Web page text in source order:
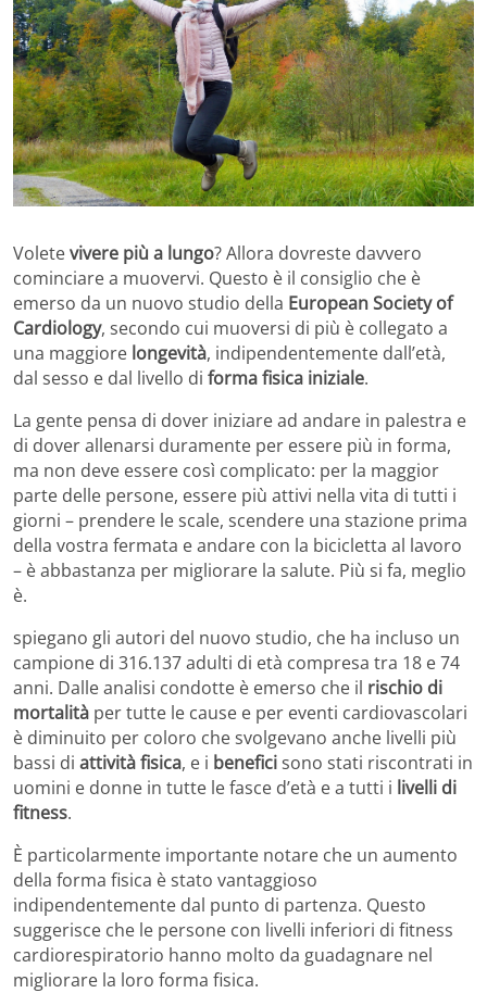
Voletevivere più a lungo? Allora dovreste davvero
cominciare a muovervi. Questo è il consiglio che è
emerso da un nuovo studio della European Society of
Cardiology, secondo cui muoversi di più è collegato a
una maggiore longevità, indipendentemente dall’età,
dal sesso e dal livello di forma fisica iniziale.
La gente pensa di dover iniziare ad andare in palestra e
di dover allenarsi duramente per essere più in forma,
ma non deve essere così complicato: per la maggior
parte delle persone, essere più attivi nella vita di tutti i
giorni – prendere le scale, scendere una stazione prima
della vostra fermata e andare con la bicicletta al lavoro
– è abbastanza per migliorare la salute. Più si fa, meglio
è.
spiegano gli autori del nuovo studio, che ha incluso un
campione di 316.137 adulti di età compresa tra 18 e 74
anni. Dalle analisi condotte è emerso che il rischio di
mortalità per tutte le cause e per eventi cardiovascolari
è diminuito per coloro che svolgevano anche livelli più
bassi di attività fisica, e i beneficisono stati riscontrati in
uomini e donne in tutte le fasce d’età e a tutti i livelli di
fitness.
È particolarmente importante notare che un aumento
della forma fisica è stato vantaggioso
indipendentemente dal punto di partenza. Questo
suggerisce che le persone con livelli inferiori di fitness
cardiorespiratorio hanno molto da guadagnare nel
migliorare la loro forma fisica.